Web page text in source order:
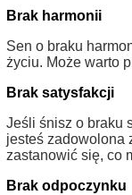
Brak harmonii
Sen o braku
życiu. Może warto
Brak satysfakcji
Jeśli śnisz o braku
jesteś zadowolona
zastanowić się, co
Brak odpoczynku